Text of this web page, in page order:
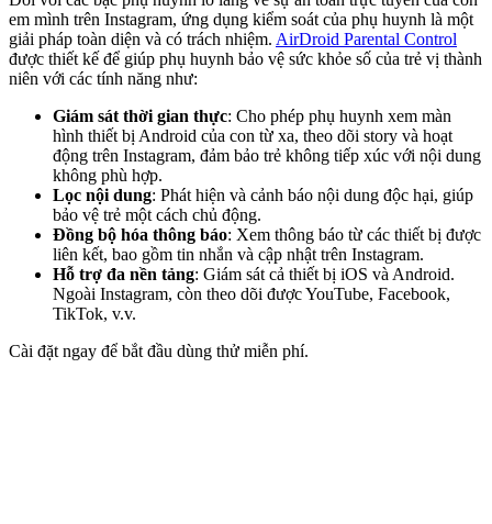
em mình trên Instagram, ứng dụng kiểm soát của phụ huynh là một
giải pháp toàn diện và có trách nhiệm. AirDroid Parental Control
được thiết kế để giúp phụ huynh bảo vệ sức khỏe số của trẻ vị thành
niên với các tính năng như:
Giám sát thời gian thực: Cho phép phụ huynh xem màn
hình thiết bị Android của con từ xa, theo dõi story và hoạt
động trên Instagram, đảm bảo trẻ không tiếp xúc với nội dung
không phù hợp.
Lọc nội dung: Phát hiện và cảnh báo nội dung độc hại, giúp
bảo vệ trẻ một cách chủ động.
Đồng bộ hóa thông báo: Xem thông báo từ các thiết bị được
liên kết, bao gồm tin nhắn và cập nhật trên Instagram.
Hỗ trợ đa nền tảng: Giám sát cả thiết bị iOS và Android.
Ngoài Instagram, còn theo dõi được YouTube, Facebook,
TikTok, v.v.
Cài đặt ngay để bắt đầu dùng thử miễn phí.